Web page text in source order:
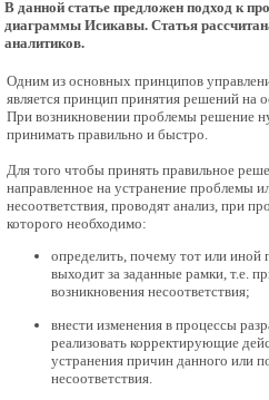
В данной статье предложен подход к
диаграммы Исикавы. Статья
аналитиков.
Одним из основных принципов
является принцип принятия решений на
При возникновении проблемы решение
принимать правильно и быстро.
Для того чтобы принять правильное
направленное на устранение проблемы
несоответствия, проводят анализ, при
которого необходимо:
определить, почему тот или иной
выходит за заданные рамки, т.е.
возникновения несоответствия;
внести изменения в процессы
реализовать корректирующие
устранения причин данного или
несоответствия.